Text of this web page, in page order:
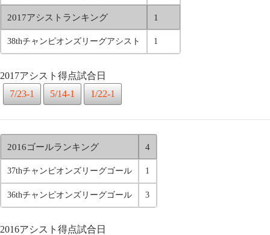
2017アシストランキング 1
38thチャンピオンズリーグアシスト 1
2017アシスト得点試合日
7/23-1
5/14-1 1/22-1
2016ゴールランキング 4
37thチャンピオンズリーグゴール 1
36thチャンピオンズリーグゴール 3
2016アシスト得点試合日